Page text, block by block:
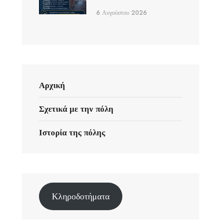
6 Αυγούστου 2026
Αρχική
Σχετικά με την πόλη
Ιστορία της πόλης
Κληροδοτήματα